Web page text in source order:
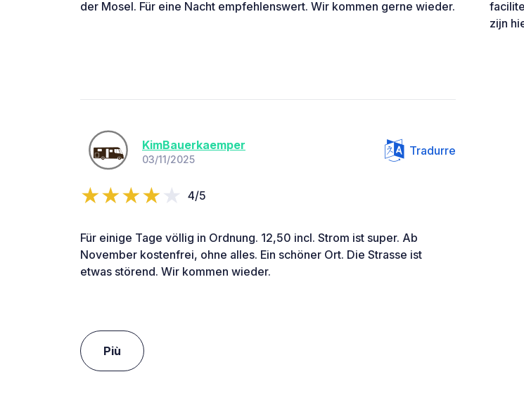
der Mosel. Für eine Nacht empfehlenswert. Wir kommen gerne wieder.
zijn
KimBauerkaemper
03/11/2025
Tradurre
4/5
Für einige Tage völlig in Ordnung. 12,50 incl. Strom ist super. Ab
November kostenfrei, ohne alles. Ein schöner Ort. Die Strasse ist
etwas störend. Wir kommen wieder.
Più